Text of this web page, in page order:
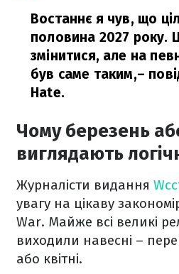
Востаннє я чув, що
половина 2027 року.
змінитися, але на
був саме таким,–
Hate.
Чому березень
виглядають
Журналісти видання
увагу на цікаву
War. Майже всі великі
виходили навесні –
або квітні.